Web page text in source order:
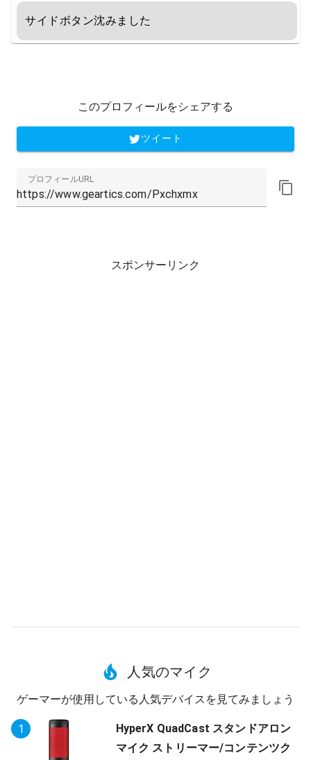
サイドボタン沈みました
このプロフィールをシェアする
ツイート
プロフィールURL
スポンサーリンク
人気のマイク
ゲーマーが使用している人気デバイスを見てみましょう
1
HyperX QuadCast スタンドアロン
マイク ストリーマー/コンテンツク